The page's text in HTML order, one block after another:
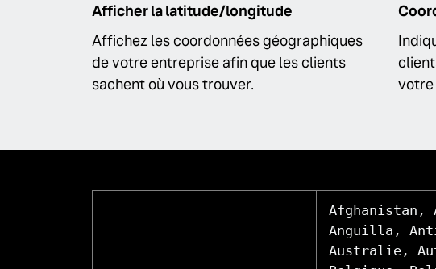
Afficher la latitude/longitude
Affichez les coordonnées géographiques
de votre entreprise afin que les clients
sachent où vous trouver.
votre
Afghanistan,
Anguilla,
Australie,